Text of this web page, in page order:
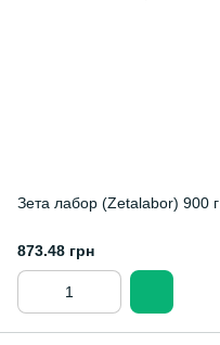
Зета лабор (Zetalabor) 900 г
873.48 грн